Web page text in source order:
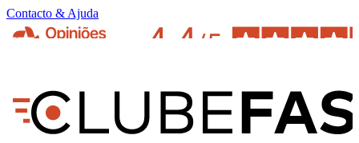
Contacto & Ajuda